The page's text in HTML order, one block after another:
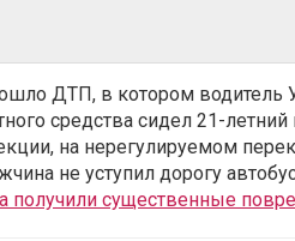
ДТП, в котором водитель
средства сидел 21-
на нерегулируемом
не уступил дорогу
получили существенные